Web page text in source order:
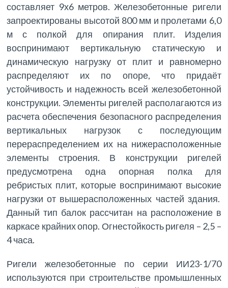
составляет 9х6 метров. Железобетонные ригели
запроектированы высотой 800 мм и пролетами 6,0
м с полкой для опирания плит. Изделия
воспринимают вертикальную статическую и
динамическую нагрузку от плит и равномерно
распределяют их по опоре, что придаёт
устойчивость и надежность всей железобетонной
конструкции. Элементы ригелей располагаются из
расчета обеспечения безопасного распределения
вертикальных нагрузок с последующим
перераспределением их на нижерасположенные
элементы строения. В конструкции ригелей
предусмотрена одна опорная полка для
ребристых плит, которые воспринимают высокие
нагрузки от вышерасположенных частей здания.
Данный тип балок рассчитан на расположение в
каркасе крайних опор. Огнестойкость ригеля – 2,5 –
4 часа.
Ригели железобетонные по серии ИИ23-1/70
используются при строительстве промышленных